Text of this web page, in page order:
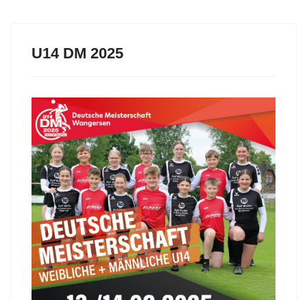
U14 DM 2025